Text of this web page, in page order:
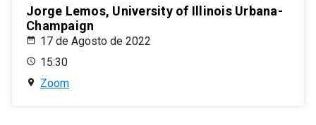
Jorge Lemos, University of Illinois Urbana-
Champaign
17 de Agosto de 2022
15:30
Zoom